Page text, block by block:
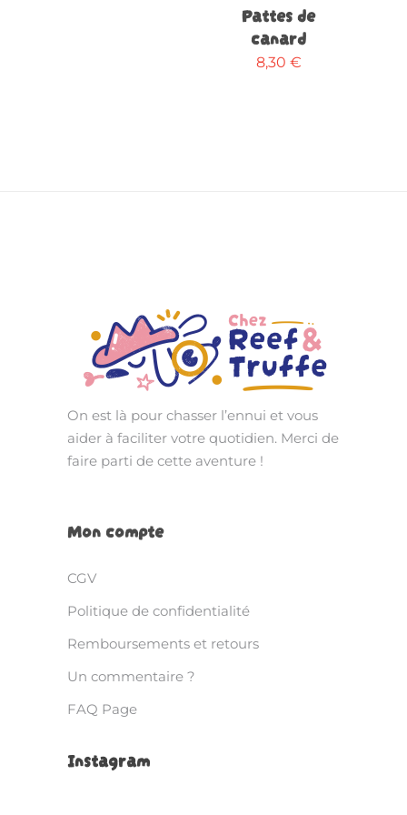
Pattes de
canard
8,30 €
On est là pour chasser l’ennui et vous
aider à faciliter votre quotidien. Merci de
faire parti de cette aventure !
Mon compte
CGV
Politique de confidentialité
Remboursements et retours
Un commentaire ?
FAQ Page
Instagram